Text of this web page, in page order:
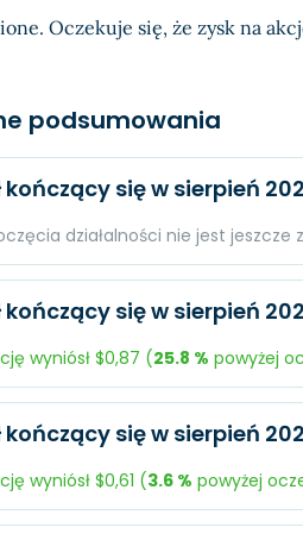
Oczekuje się, że zysk na
podsumowania
kończący się w sierpień
działalności nie jest jeszcze
$246,3 mln.
$64,52 mln.
$0,67
kończący się w sierpień
wyniósł $0,87 (25.8 % powyżej
$249,3 mln.
$66,94 mln.
kończący się w sierpień
wyniósł $0,61 (3.6 % powyżej